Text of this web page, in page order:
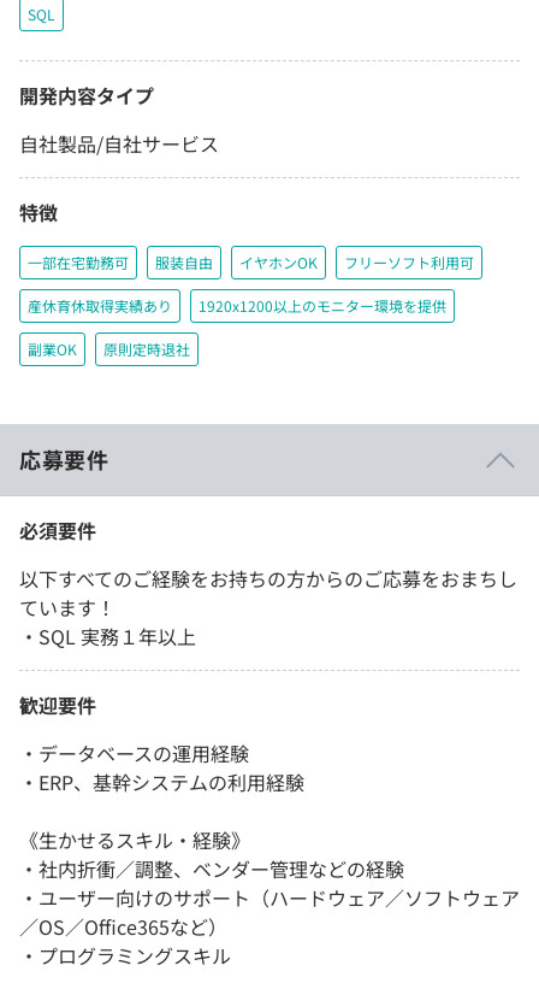
SQL
開発内容タイプ
自社製品/自社サービス
特徴
一部在宅勤務可 服装自由 イヤホンOK フリーソフト利用可
産休育休取得実績あり 1920x1200以上のモニター環境を提供
副業OK 原則定時退社
応募要件
必須要件
以下すべてのご経験をお持ちの方からのご応募をおまちし
ています！
・SQL 実務１年以上
歓迎要件
・データベースの運用経験
・ERP、基幹システムの利用経験
《生かせるスキル・経験》
・社内折衝／調整、ベンダー管理などの経験
・ユーザー向けのサポート（ハードウェア／ソフトウェア
／OS／Office365など）
・プログラミングスキル